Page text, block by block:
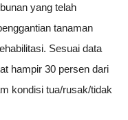
yang telah
tanaman
Sesuai data
hampir 30 persen dari
kondisi tua/rusak/tidak